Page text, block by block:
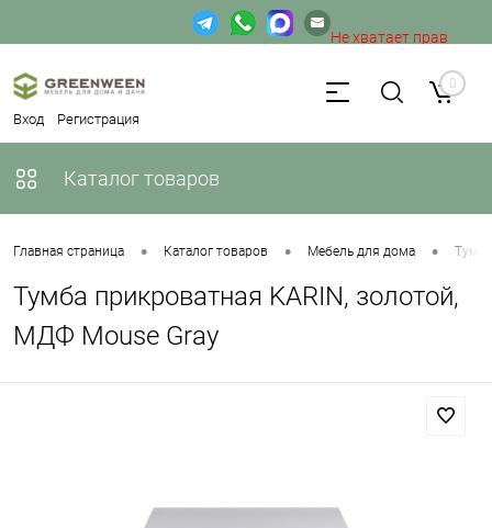
Вход Регистрация
Не хватает прав
доступа к веб-форме. 0
Каталог товаров
Главная страница • Каталог товаров • Мебель для дома •
Тумба прикроватная KARIN, золотой,
МДФ Mouse Gray